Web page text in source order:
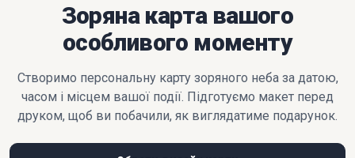
Зоряна карта вашого
особливого моменту
Створимо персональну карту зоряного неба за датою,
часом і місцем вашої події. Підготуємо макет перед
друком, щоб ви побачили, як виглядатиме подарунок.